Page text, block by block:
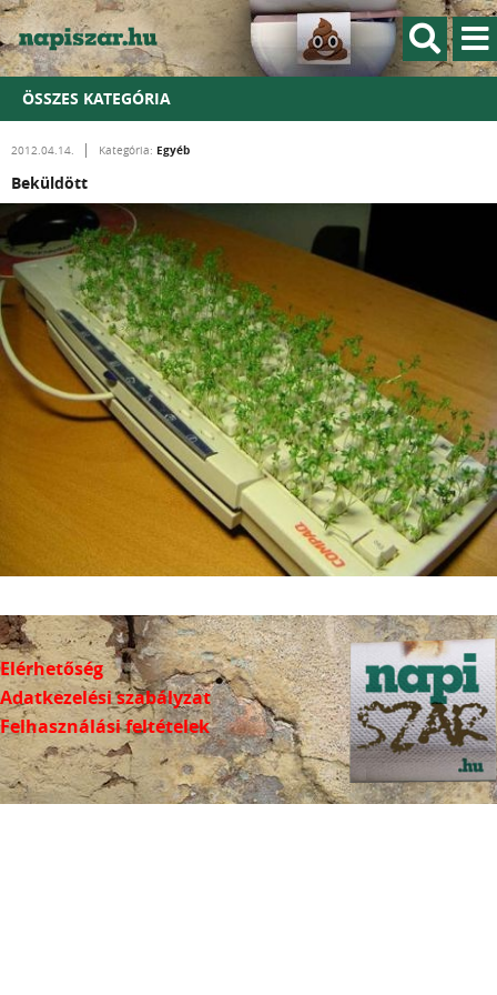
ÖSSZES KATEGÓRIA
2012.04.14. Kategória: Egyéb
Beküldött
Elérhetőség
Adatkezelési szabályzat
Felhasználási feltételek